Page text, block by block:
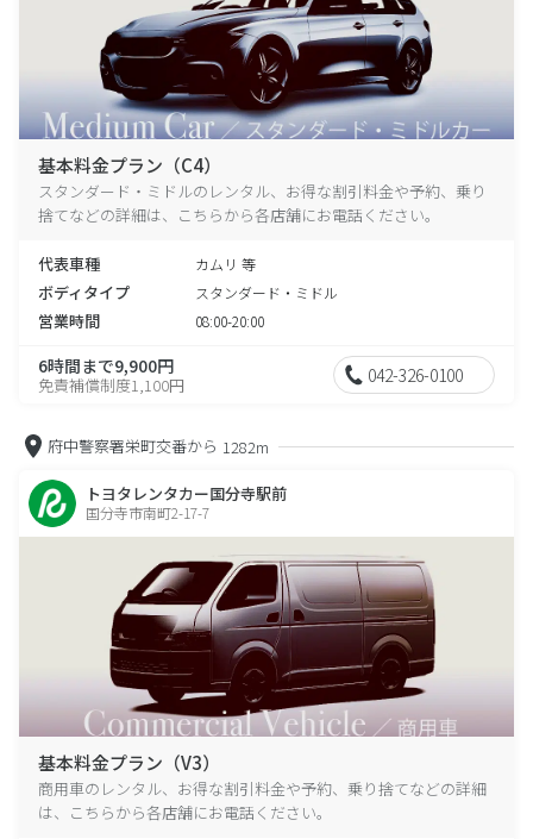
基本料金プラン（C4）
スタンダード・ミドルのレンタル、お得な割引料金や予約、乗り
捨てなどの詳細は、こちらから各店舗にお電話ください。
代表車種 カムリ 等
ボディタイプ スタンダード・ミドル
営業時間 08:00-20:00
6時間まで9,900円
免責補償制度1,100円 042-326-0100
府中警察署栄町交番から 1282m
トヨタレンタカー国分寺駅前
国分寺市南町2-17-7
基本料金プラン（V3）
商用車のレンタル、お得な割引料金や予約、乗り捨てなどの詳細
は、こちらから各店舗にお電話ください。